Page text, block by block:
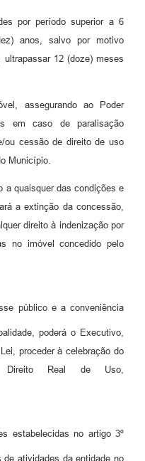
por período superior a 6
anos, salvo por motivo
12 (doze) meses
assegurando ao Poder
em caso de paralisação
ou cessão de direito de uso
Município.
a quaisquer das condições e
a extinção da concessão,
direito à indenização por
no imóvel concedido pelo
público e a conveniência
poderá o Executivo,
proceder à celebração do
Direito Real de Uso,
estabelecidas no artigo 3º
atividades da entidade no